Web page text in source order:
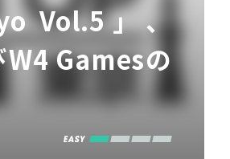
Vol.5」、
Gamesの